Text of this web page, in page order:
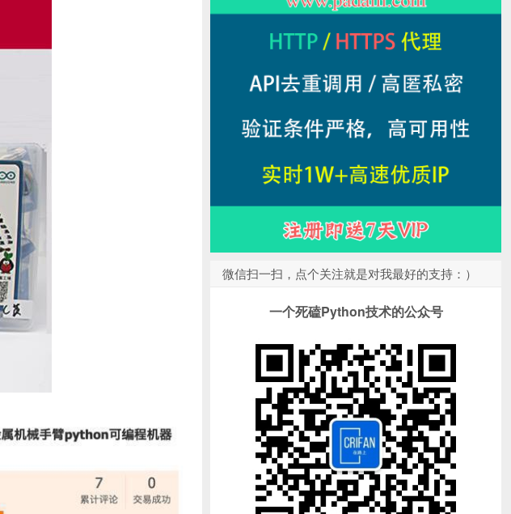
微信扫一扫，点个关注就是对我最好的支持：）
一个死磕Python技术的公众号